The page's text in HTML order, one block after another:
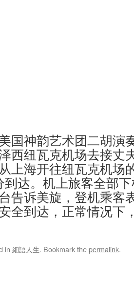
国神韵艺术团二胡演
西纽瓦克机场去接丈
上海开往纽瓦克机场
到达。机上旅客全部
告诉美旋，登机乘客
全到达，正常情况下
in 細語人生. Bookmark thepermalink.